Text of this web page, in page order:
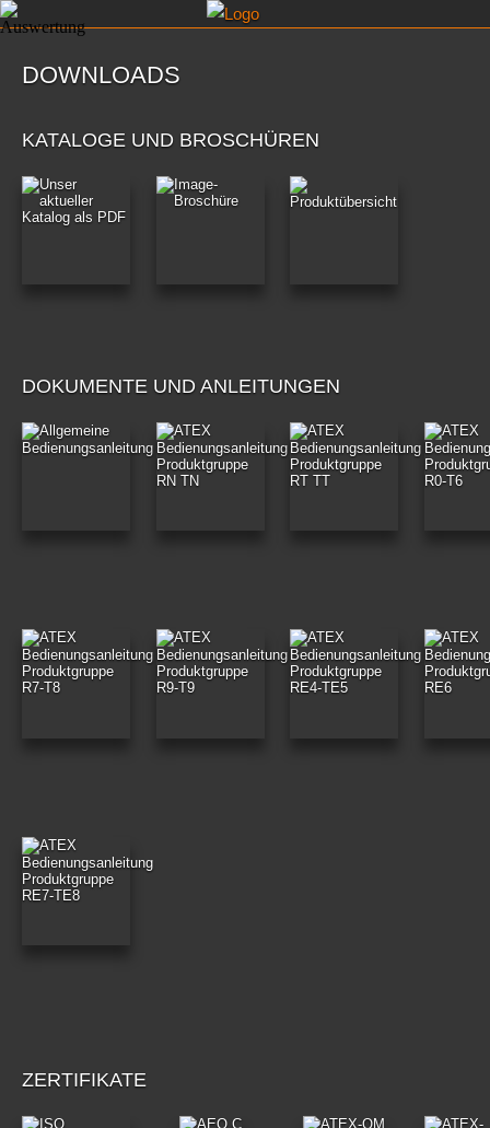
DOWNLOADS
KATALOGE UND BROSCHÜREN
DOKUMENTE UND ANLEITUNGEN
ZERTIFIKATE